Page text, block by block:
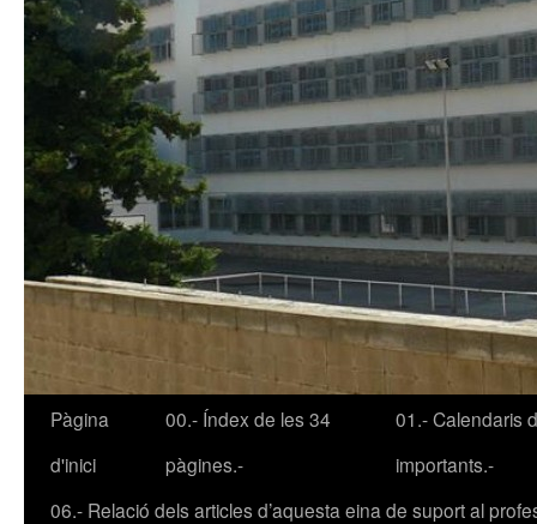
Vés
contingut
Pàgina
d'inici
00.- Índex de les 34
pàgines.-
01.- Calendaris
importants.-
06.- Relació dels articles d’aquesta eina de suport al